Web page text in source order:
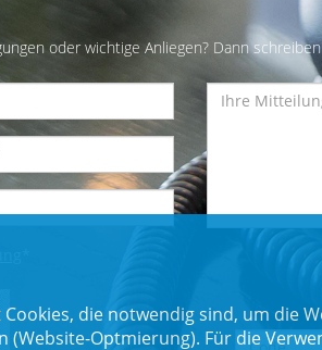
oder wichtige Anliegen? Dann
die notwendig sind, um die
(Website-Optmierung). Für die